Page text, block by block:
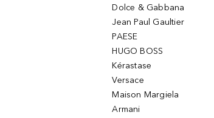
Dolce & Gabbana
Jean Paul Gaultier
PAESE
HUGO BOSS
Kérastase
Versace
Maison Margiela
Armani